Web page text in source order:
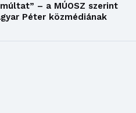
– a MÚOSZ szerint
Péter közmédiának